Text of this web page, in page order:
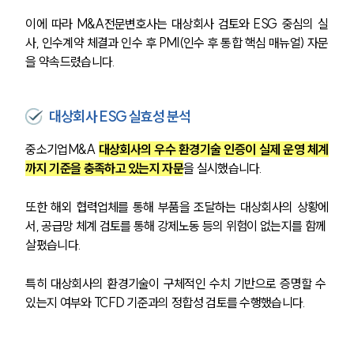
이에 따라 M&A전문변호사는 대상회사 검토와 ESG 중심의 실
사, 인수계약 체결과 인수 후 PMI(인수 후 통합 핵심 매뉴얼) 자문
을 약속드렸습니다.
대상회사 ESG 실효성 분석
중소기업M&A 대상회사의 우수 환경기술 인증이 실제 운영 체계
까지 기준을 충족하고 있는지 자문을 실시했습니다.
또한 해외 협력업체를 통해 부품을 조달하는 대상회사의 상황에
서, 공급망 체계 검토를 통해 강제노동 등의 위험이 없는지를 함께
살폈습니다.
특히 대상회사의 환경기술이 구체적인 수치 기반으로 증명할 수
있는지 여부와 TCFD 기준과의 정합성 검토를 수행했습니다.